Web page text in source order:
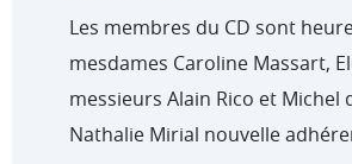
Les membres du CD sont
mesdames Caroline Massart,
messieurs Alain Rico et Michel
Nathalie Mirial nouvelle